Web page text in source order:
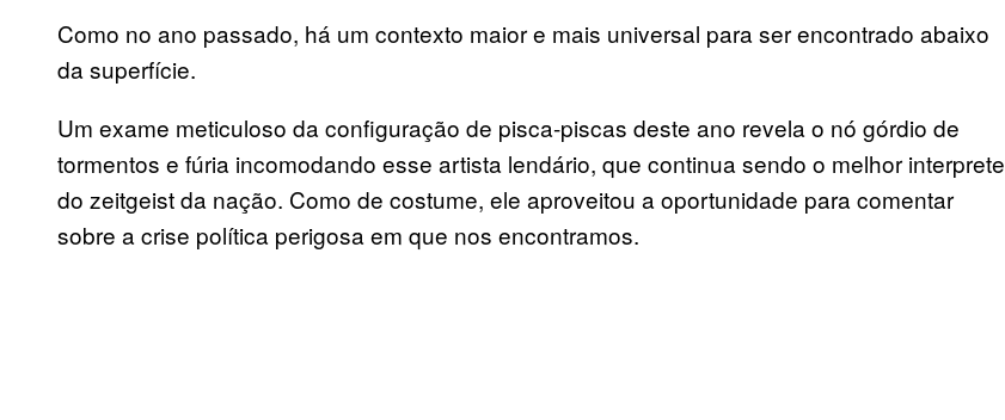
Como no ano passado, há um contexto maior e mais universal para ser encontrado abaixo
da superfície.
Um exame meticuloso da configuração de pisca-piscas deste ano revela o nó górdio de
tormentos e fúria incomodando esse artista lendário, que continua sendo o melhor interprete
do zeitgeist da nação. Como de costume, ele aproveitou a oportunidade para comentar
sobre a crise política perigosa em que nos encontramos.